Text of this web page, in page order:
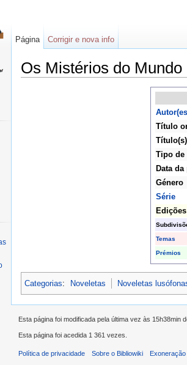
Os Mistérios do Mundo
Título
Tipo de
Data
Género
Série
Edições
Temas
Prémios
Categorias: Noveletas Noveletas
Página Corrigir e nova info
Esta página foi modificada pela última vez às 15h38min
Esta página foi acedida 1 361 vezes.
Política de privacidade Sobre o Bibliowiki